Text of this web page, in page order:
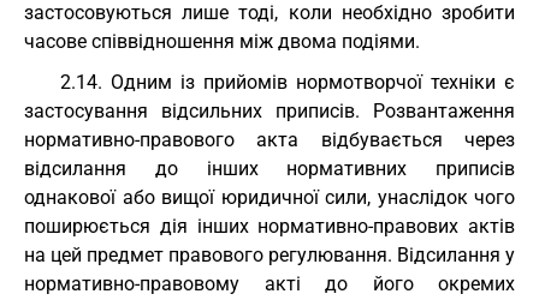
застосовуються лише тоді, коли необхідно зробити
часове співвідношення між двома подіями.
2.14. Одним із прийомів нормотворчої техніки є
застосування відсильних приписів. Розвантаження
нормативно-правового акта відбувається через
відсилання до інших нормативних приписів
однакової або вищої юридичної сили, унаслідок чого
поширюється дія інших нормативно-правових актів
на цей предмет правового регулювання. Відсилання у
нормативно-правовому акті до його окремих